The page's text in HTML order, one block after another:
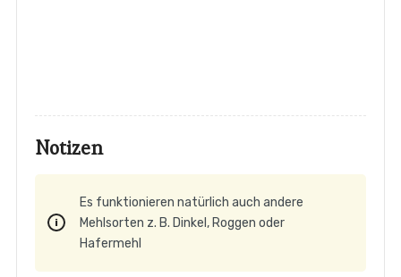
Notizen
Es funktionieren natürlich auch andere
Mehlsorten z. B. Dinkel, Roggen oder
Hafermehl